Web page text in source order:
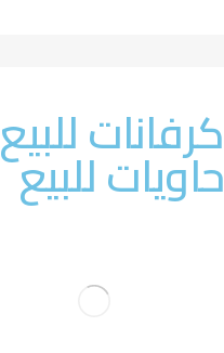
كرفانات للبيع
حاويات للبيع